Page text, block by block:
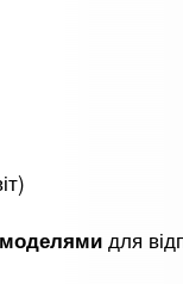
моделями для